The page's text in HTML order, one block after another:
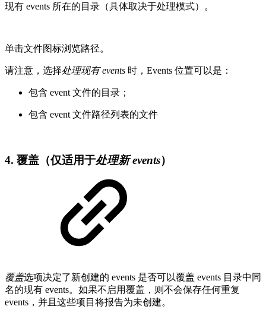
现有 events 所在的目录（具体取决于处理模式）。
单击文件图标浏览路径。
请注意，选择处理现有 events 时，Events 位置可以是：
包含 event 文件的目录；
包含 event 文件路径列表的文件
4. 覆盖（仅适用于处理新 events）
覆盖选项决定了新创建的 events 是否可以覆盖 events 目录中同
名的现有 events。如果不启用覆盖，则不会保存任何重复
events，并且这些项目将报告为未创建。